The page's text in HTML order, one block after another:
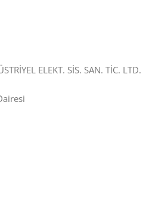
ELEKT. SİS. SAN. TİC. LTD.